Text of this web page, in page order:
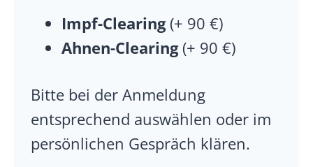
Impf-Clearing(+ 90 €)
Ahnen-Clearing(+ 90 €)
Bitte bei der Anmeldung
entsprechend auswählen oder im
persönlichen Gespräch klären.